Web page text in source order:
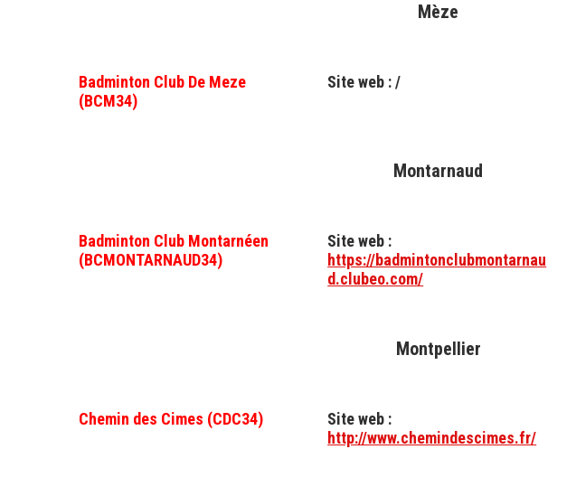
Mèze
Badminton Club De Meze
(BCM34)
Site web : /
Montarnaud
Badminton Club Montarnéen
(BCMONTARNAUD34)
Site web :
https://badmintonclubmontarnau
d.clubeo.com/
Montpellier
Chemin des Cimes (CDC34)
Site web :
http://www.chemindescimes.fr/